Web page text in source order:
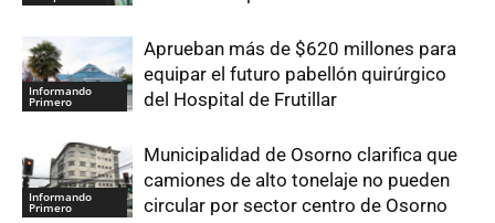
Informando
Primero
Aprueban más de $620 millones para
equipar el futuro pabellón quirúrgico
del Hospital de Frutillar
Informando
Primero
Municipalidad de Osorno clarifica que
camiones de alto tonelaje no pueden
circular por sector centro de Osorno